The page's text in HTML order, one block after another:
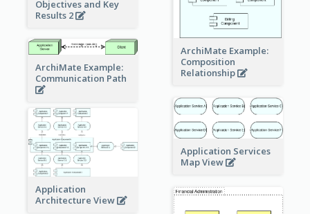
ArchiMate Example:
Composition
Relationship
Objectives and Key
Results 2
ArchiMate Example:
Communication Path
Application Services
Map View
Application
Architecture View